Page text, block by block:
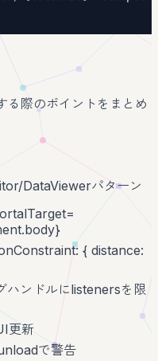
る際のポイントをまとめ
DataViewerパターン
{ distance:
ハンドルにlistenersを限
更新
で警告